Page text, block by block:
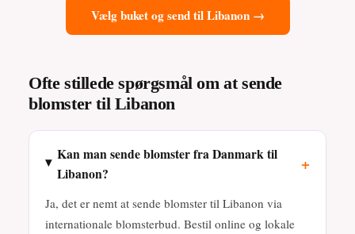
Vælg buket og send til Libanon →
Ofte stillede spørgsmål om at sende
blomster til Libanon
Kan man sende blomster fra Danmark til
Libanon?
+
Ja, det er nemt at sende blomster til Libanon via
internationale blomsterbud. Bestil online og lokale